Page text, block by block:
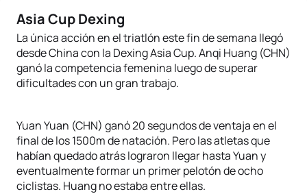
Asia Cup Dexing
La única acción en el triatlón este fin de semana llegó
desde China con la Dexing Asia Cup. Anqi Huang (CHN)
ganó la competencia femenina luego de superar
dificultades con un gran trabajo.
Yuan Yuan (CHN) ganó 20 segundos de ventaja en el
final de los 1500m de natación. Pero las atletas que
habían quedado atrás lograron llegar hasta Yuan y
eventualmente formar un primer pelotón de ocho
ciclistas. Huang no estaba entre ellas.